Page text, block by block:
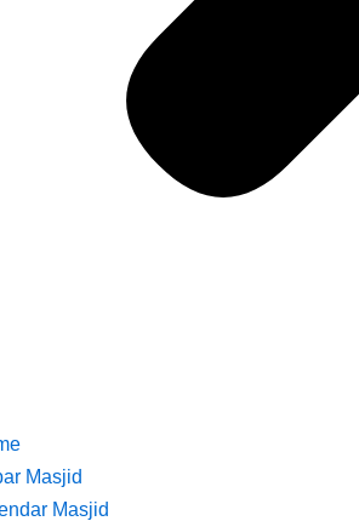
Masjid
Masjid